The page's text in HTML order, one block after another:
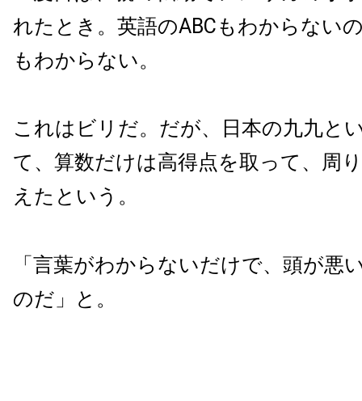
れたとき。英語のABCもわからない
もわからない。
これはビリだ。だが、日本の九九と
て、算数だけは高得点を取って、周
えたという。
「言葉がわからないだけで、頭が悪
のだ」と。